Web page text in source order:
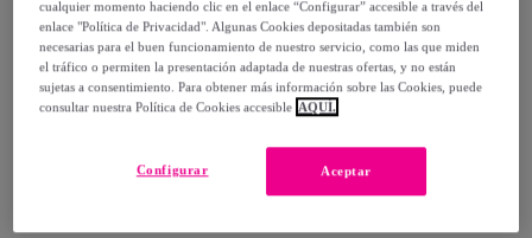
Entrega desde3,87 €
Gratis desde 89 € de compra
Entrega: Entre el13/08y el16/08
¿Cómo funciona?
cualquier momento haciendo clic en el enlace “Configurar” accesible a través del
enlace "Política de Privacidad". Algunas Cookies depositadas también son
necesarias para el buen funcionamiento de nuestro servicio, como las que miden
el tráfico o permiten la presentación adaptada de nuestras ofertas, y no están
sujetas a consentimiento. Para obtener más información sobre las Cookies, puede
consultar nuestra Política de Cookies accesible AQUÍ.
Aceptar
Configurar